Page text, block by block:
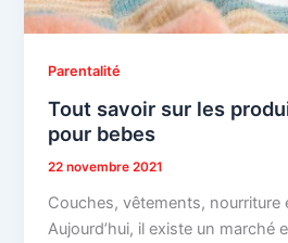
Parentalité
Tout savoir sur les
pour bebes
22 novembre 2021
Couches, vêtements, nourriture
Aujourd’hui, il existe un marché